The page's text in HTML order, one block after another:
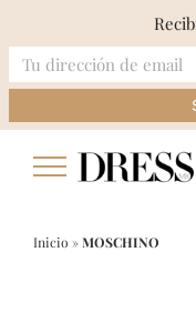
Inicio »MOSCHINO